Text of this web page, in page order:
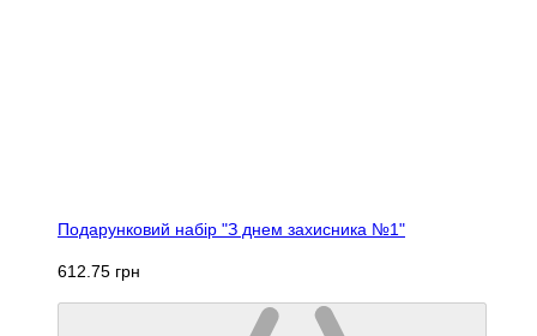
Подарунковий набір "З днем захисника №1"
612.75 грн